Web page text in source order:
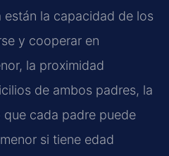
la capacidad de los
y cooperar en
la proximidad
de ambos padres, la
cada padre puede
si tiene edad